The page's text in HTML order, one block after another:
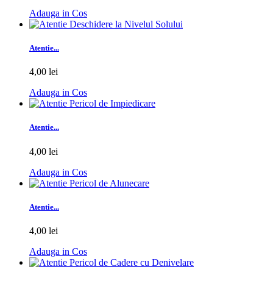
Adauga in Cos
Atentie...
4,00 lei
Adauga in Cos
Atentie...
4,00 lei
Adauga in Cos
Atentie...
4,00 lei
Adauga in Cos